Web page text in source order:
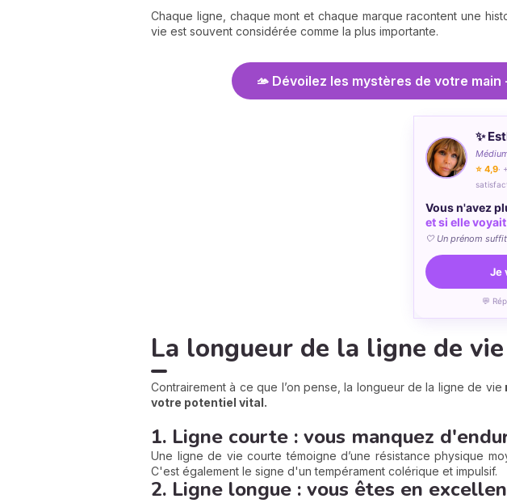
Chaque ligne, chaque mont et chaque marque racontent une
vie est souvent considérée comme la plus importante.
🫴 Dévoilez les mystères de votre
✨
⭐ 4,9·
Vous n'avez
et si elle
🤍 Un prénom
Je
💬
La longueur de la ligne de vie
Contrairement à ce que l’on pense, la longueur de la ligne de vie
votre potentiel vital.
1. Ligne courte : vous manquez
Une ligne de vie courte témoigne d’une résistance physique
C'est également le signe d'un tempérament colérique et impulsif.
2. Ligne longue : vous êtes en